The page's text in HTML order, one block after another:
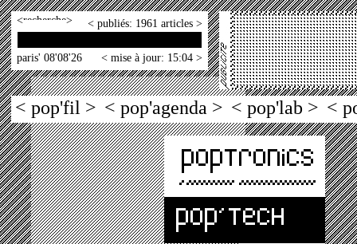
< > < publiés: 1961 articles >
paris' 08'08'26 < mise à jour: 15:04 >
< pop'fil > < pop'agenda > < pop'lab > <